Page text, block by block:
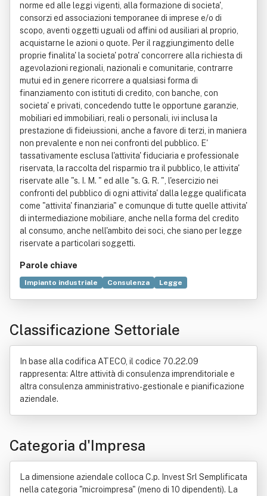
norme ed alle leggi vigenti, alla formazione di societa',
consorzi ed associazioni temporanee di imprese e/o di
scopo, aventi oggetti uguali od affini od ausiliari al proprio,
acquistarne le azioni o quote. Per il raggiungimento delle
proprie finalita' la societa' potra' concorrere alla richiesta di
agevolazioni regionali, nazionali e comunitarie, contrarre
mutui ed in genere ricorrere a qualsiasi forma di
finanziamento con istituti di credito, con banche, con
societa' e privati, concedendo tutte le opportune garanzie,
mobiliari ed immobiliari, reali o personali, ivi inclusa la
prestazione di fideiussioni, anche a favore di terzi, in maniera
non prevalente e non nei confronti del pubblico. E'
tassativamente esclusa l'attivita' fiduciaria e professionale
riservata, la raccolta del risparmio tra il pubblico, le attivita'
riservate alle "s. I. M. " ed alle "s. G. R. ", l'esercizio nei
confronti del pubblico di ogni attivita' dalla legge qualificata
come "attivita' finanziaria" e comunque di tutte quelle attivita'
di intermediazione mobiliare, anche nella forma del credito
al consumo, anche nell'ambito dei soci, che siano per legge
riservate a particolari soggetti.
Parole chiave
Impianto industriale Consulenza
Legge
Consumo
Costruzione Edificio Elettricità
Classificazione Settoriale
In base alla codifica ATECO, il codice 70.22.09
rappresenta: Altre attività di consulenza imprenditoriale e
altra consulenza amministrativo-gestionale e pianificazione
aziendale.
Categoria d'Impresa
La dimensione aziendale colloca C.p. Invest Srl Semplificata
nella categoria "microimpresa" (meno di 10 dipendenti). La